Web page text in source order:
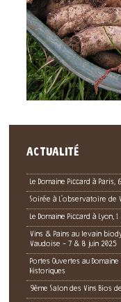
ACTUALITÉ
Le Domaine Piccard à
Soirée à L'observatoire de
Le Domaine Piccard à Lyon,
Vins & Pains au levain
Vaudoise - 7 & 8 juin 2025
Portes Ouvertes au
Historiques
9ème Salon des Vins Bios